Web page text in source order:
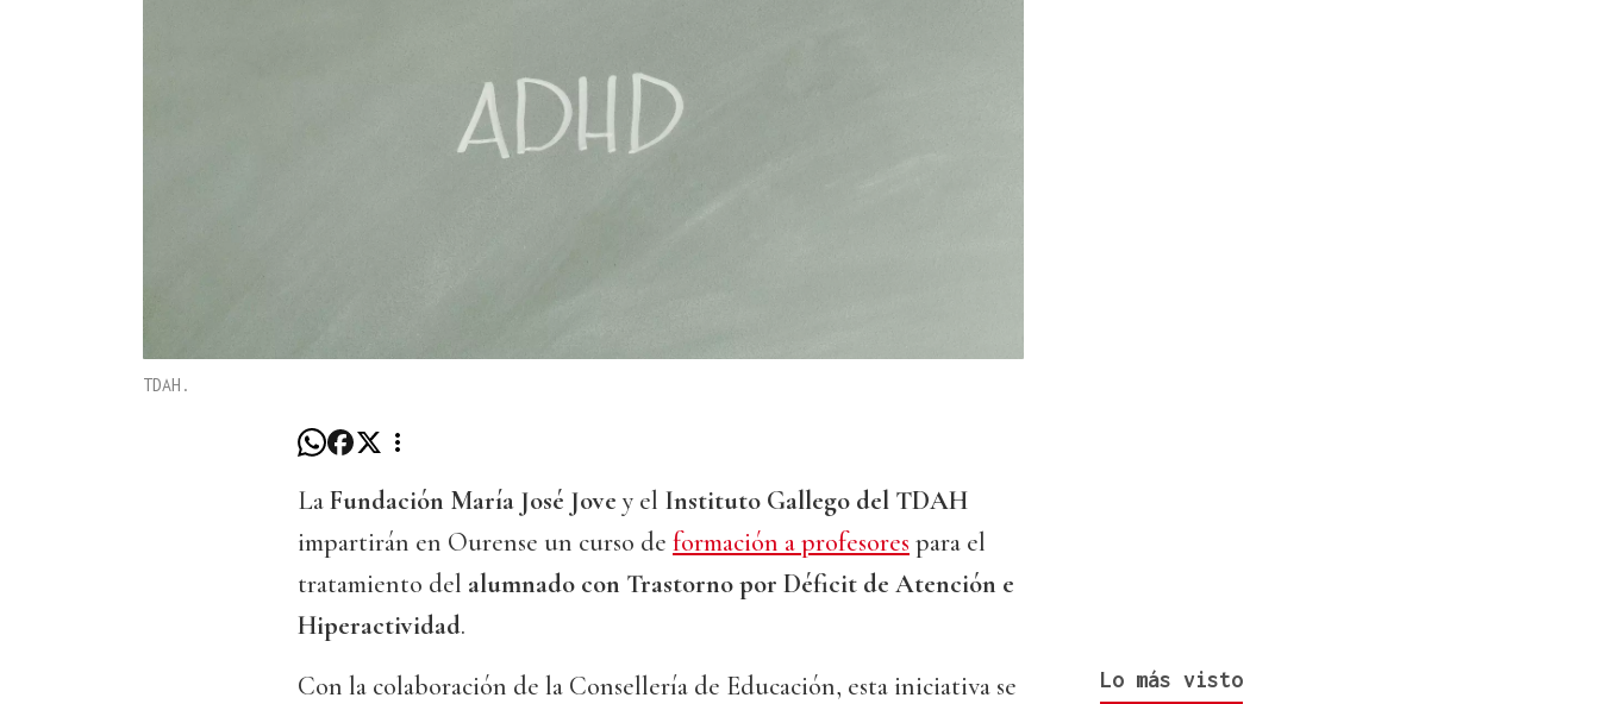
TDAH.
LaFundación María José Jove y el Instituto Gallego del TDAH
impartirán en Ourense un curso de formación a profesores para el
tratamiento del alumnado con Trastorno por Déficit de Atención e
Hiperactividad.
Con la colaboración de la Consellería de Educación, esta iniciativa se
Lo más visto